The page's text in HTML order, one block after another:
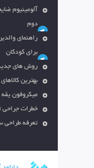
آلومینیوم
دوم
راهنمای
برای کودکان
روش های
بهترین
میکروفون
خطرات جراحی
تعرفه طراحی